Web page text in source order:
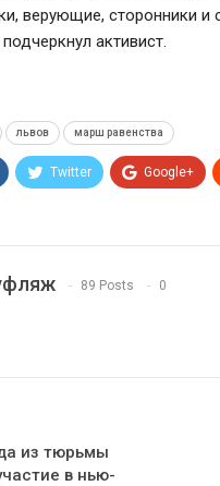
верующие, сторонники и
активист.
львов марш равенства
Twitter Google+
89 Posts 0
из тюрьмы
в нью-